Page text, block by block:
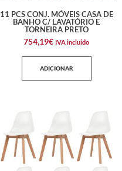
11 PCS CONJ. MÓVEIS CASA DE
BANHO C/ LAVATÓRIO E
TORNEIRA PRETO
754,19€ IVA incluido
ADICIONAR